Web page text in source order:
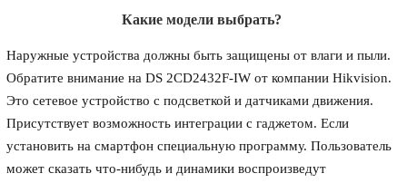
Какие модели выбрать?
Наружные устройства должны быть защищены от влаги и пыли.
Обратите внимание на DS 2CD2432F-IW от компании Hikvision.
Это сетевое устройство с подсветкой и датчиками движения.
Присутствует возможность интеграции с гаджетом. Если
установить на смартфон специальную программу. Пользователь
может сказать что-нибудь и динамики воспроизведут